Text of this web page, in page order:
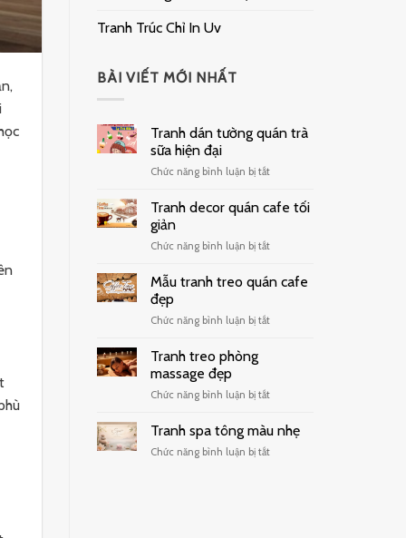
Tranh Trúc Chỉ In Uv
BÀI VIẾT MỚI NHẤT
Tranh dán tường quán trà
sữa hiện đại
Chức năng bình luận bị tắtở
dán
trà
hiện
Tranh decor quán cafe tối
giản
Chức năng bình luận bị tắtở
decor
tối
Mẫu tranh treo quán cafe
đẹp
Chức năng bình luận bị tắtở
cafe
Tranh treo phòng
massage đẹp
Chức năng bình luận bị tắtở
treo
phòng
massage
Tranh spa tông màu nhẹ
Chức năng bình luận bị tắtở